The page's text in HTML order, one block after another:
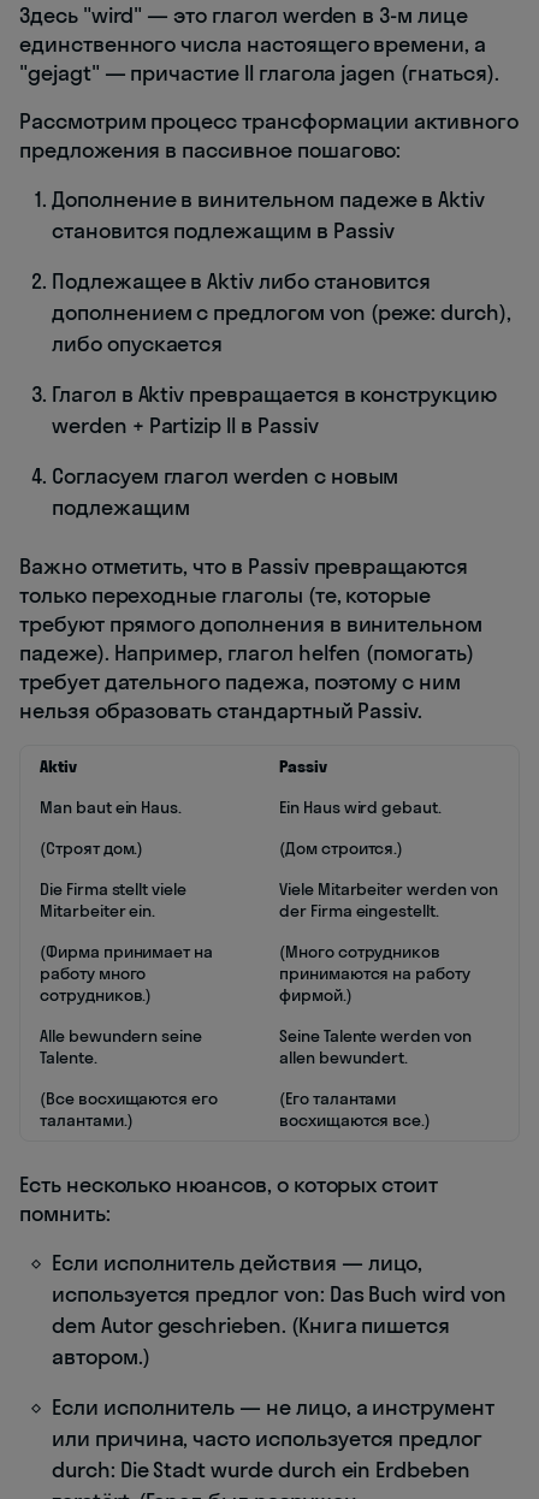
Здесь "wird" — это глагол werden в 3-м лице
единственного числа настоящего времени, а
"gejagt" — причастие II глагола jagen (гнаться).
Рассмотрим процесс трансформации активного
предложения в пассивное пошагово:
Дополнение в винительном падеже в Aktiv
становится подлежащим в Passiv
Подлежащее в Aktiv либо становится
дополнением с предлогом von (реже: durch),
либо опускается
Глагол в Aktiv превращается в конструкцию
werden + Partizip II в Passiv
Согласуем глагол werden с новым
подлежащим
Важно отметить, что в Passiv превращаются
только переходные глаголы (те, которые
требуют прямого дополнения в винительном
падеже). Например, глагол helfen (помогать)
требует дательного падежа, поэтому с ним
нельзя образовать стандартный Passiv.
Aktiv
Passiv
Man baut ein Haus.
Ein Haus wird gebaut.
(Строят дом.)
(Дом строится.)
Die Firma stellt viele
Mitarbeiter ein.
Viele Mitarbeiter werden von
der Firma eingestellt.
(Фирма принимает на
работу много
сотрудников.)
(Много сотрудников
принимаются на работу
фирмой.)
Alle bewundern seine
Talente.
Seine Talente werden von
allen bewundert.
(Все восхищаются его
талантами.)
(Его талантами
восхищаются все.)
Есть несколько нюансов, о которых стоит
помнить:
Если исполнитель действия — лицо,
используется предлог von: Das Buch wird von
dem Autor geschrieben. (Книга пишется
автором.)
Если исполнитель — не лицо, а инструмент
или причина, часто используется предлог
durch: Die Stadt wurde durch ein Erdbeben